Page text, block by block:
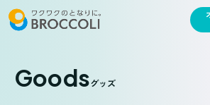
Goodsグッズ